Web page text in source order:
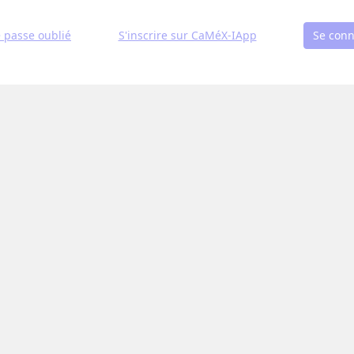
passe oublié S'inscrire sur CaMéX-IApp Se